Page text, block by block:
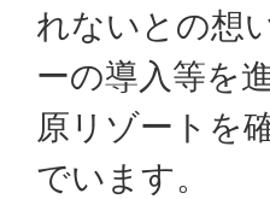
れないとの想
ーの導入等を
原リゾートを
でいます。